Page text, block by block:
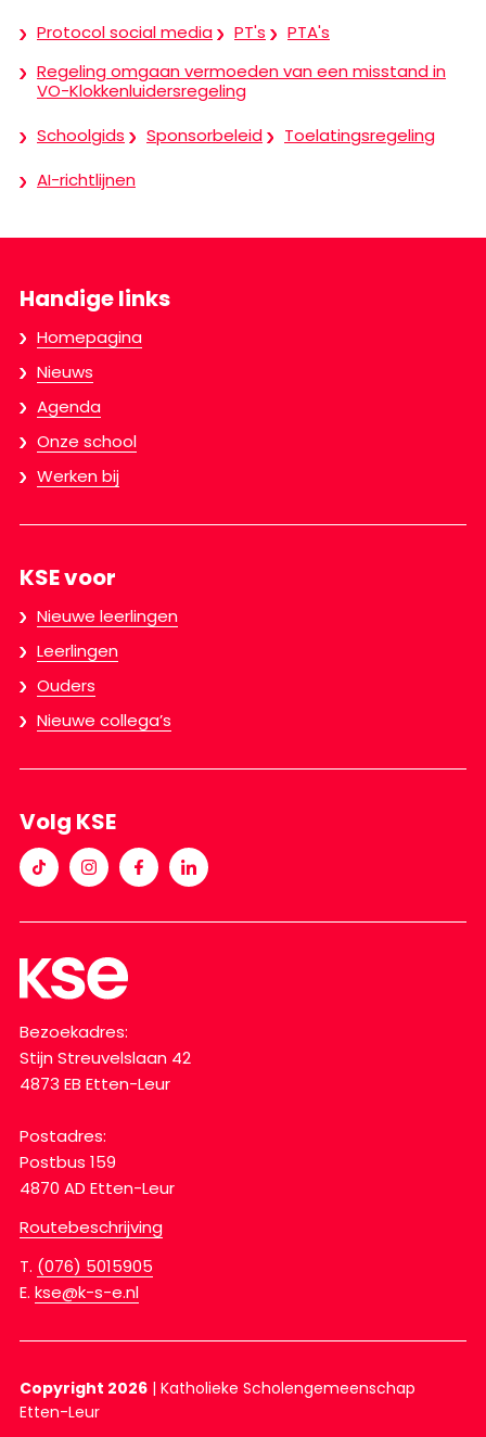
Protocol social media
PT's
PTA's
Regeling omgaan vermoeden van een misstand in
VO-Klokkenluidersregeling
Schoolgids
Sponsorbeleid
Toelatingsregeling
AI-richtlijnen
Handige links
Homepagina
Nieuws
Agenda
Onze school
Werken bij
KSE voor
Nieuwe leerlingen
Leerlingen
Ouders
Nieuwe collega’s
Volg KSE
Bezoekadres:
Stijn Streuvelslaan 42
4873 EB Etten-Leur
Postadres:
Postbus 159
4870 AD Etten-Leur
Routebeschrijving
T. (076) 5015905
E. kse@k-s-e.nl
Copyright 2026 | Katholieke Scholengemeenschap
Etten-Leur